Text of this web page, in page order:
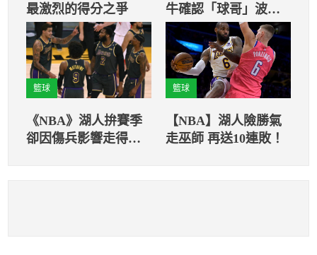
最激烈的得分之爭
牛確認「球哥」波爾
再次提前報銷！
籃球
《NBA》湖人拚賽季
卻因傷兵影響走得不
籃球
【NBA】湖人險勝氣
走巫師 再送10連敗！